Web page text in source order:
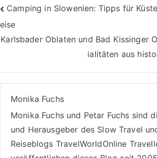
Beitragsnavigation
Camping in Slowenien: Tipps für
eise
Karlsbader Oblaten und Bad Kissinger
ialitäten aus
Monika Fuchs
Monika Fuchs und Petar Fuchs sind
und Herausgeber des Slow Travel
Reiseblogs TravelWorldOnline